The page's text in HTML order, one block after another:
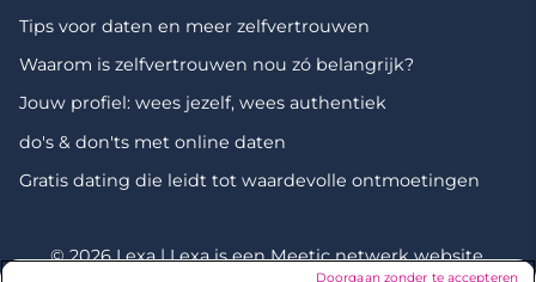
Tips voor daten en meer zelfvertrouwen
Waarom is zelfvertrouwen nou zó belangrijk?
Jouw profiel: wees jezelf, wees authentiek
do's & don'ts met online daten
Gratis dating die leidt tot waardevolle ontmoetingen
© 2026 Lexa | Lexa is eenMeetic netwerkwebsite.
Doorgaan zonder te accepteren